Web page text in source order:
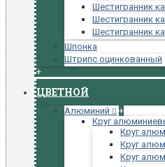
Шестигранник
Шестигранник
Шестигранник
Шпонка
Штрипс оцинкованный
+
ЦВЕТНОЙ
Алюминий
+
Круг
Круг
Круг
Круг